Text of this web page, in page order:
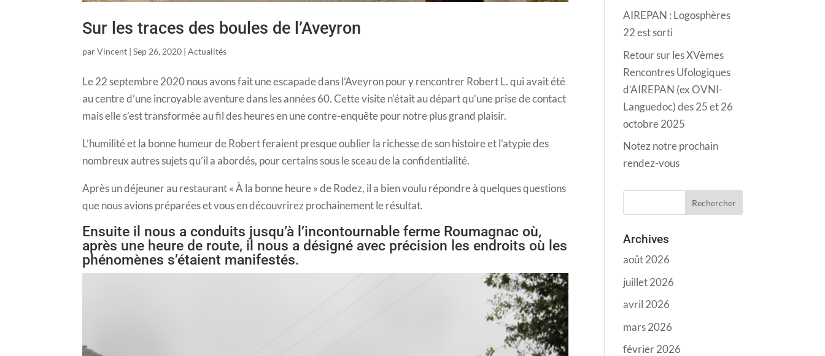
Sur les traces des boules de l’Aveyron
parVincent |Sep 26, 2020 |Actualités
Le 22 septembre 2020 nous avons fait une escapade dans l’Aveyron pour y rencontrer Robert L. qui avait été
au centre d’une incroyable aventure dans les années 60. Cette visite n’était au départ qu’une prise de contact
mais elle s’est transformée au fil des heures en une contre-enquête pour notre plus grand plaisir.
L’humilité et la bonne humeur de Robert feraient presque oublier la richesse de son histoire et l’atypie des
nombreux autres sujets qu’il a abordés, pour certains sous le sceau de la confidentialité.
Après un déjeuner au restaurant « À la bonne heure » de Rodez, il a bien voulu répondre à quelques questions
que nous avions préparées et vous en découvrirez prochainement le résultat.
Ensuite il nous a conduits jusqu’à l’incontournable ferme Roumagnac où,
après une heure de route, il nous a désigné avec précision les endroits où les
phénomènes s’étaient manifestés.
AIREPAN : Logosphères
22 est sorti
Retour sur les XVèmes
Rencontres Ufologiques
d’AIREPAN (ex OVNI-
Languedoc) des 25 et 26
octobre 2025
Notez notre prochain
rendez-vous
Archives
août 2026
juillet 2026
avril 2026
mars 2026
février 2026